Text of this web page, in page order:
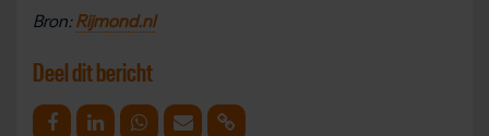
Bron:Rijmond.nl
Deel dit bericht
Deel op Facebook
Deel op LinkedinDeel op Whatsapp
Mail link Kopieer link